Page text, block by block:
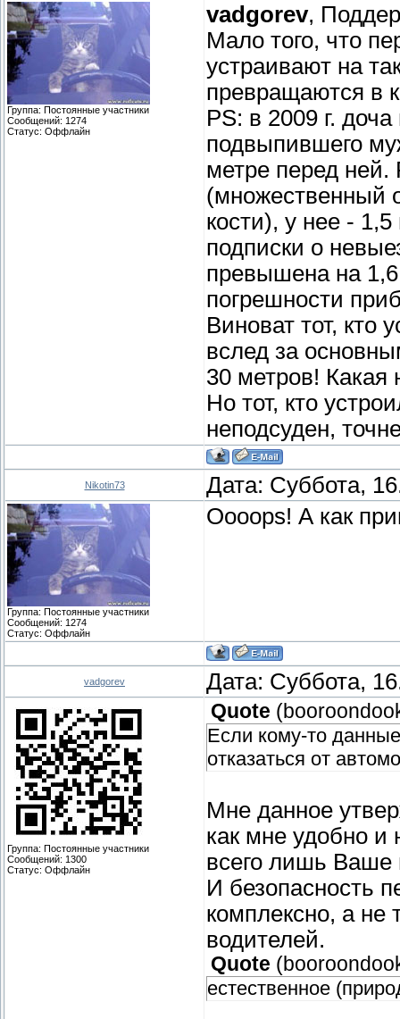
Группа: Постоянные участники
Сообщений: 1274
Статус: Оффлайн
vadgorev,
Мало того, что
устраивают на
превращаются в
PS: в 2009 г.
подвыпившего
метре перед ней.
(множественный
кости), у нее -
подписки о
превышена на 1,6
погрешности
Виноват тот, кто
вслед за
30 метров! Какая
Но тот, кто
неподсуден,
Nikotin73 Дата: Суббота,
Группа: Постоянные участники
Сообщений: 1274
Статус: Оффлайн
Oooops! А как
vadgorev Дата: Суббота,
Группа: Постоянные участники
Сообщений: 1300
Статус: Оффлайн
Quote (
Если кому-то
отказаться от
Мне данное
как мне удобно
всего лишь Ваше
И безопасность
комплексно, а
водителей.
Quote (
естественное